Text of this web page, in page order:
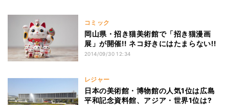
コミック
岡山県・招き猫美術館で「招き猫漫画
展」が開催!! ネコ好きにはたまらない!!
2014/09/30 12:34
レジャー
日本の美術館・博物館の人気1位は広島
平和記念資料館、アジア・世界1位は?